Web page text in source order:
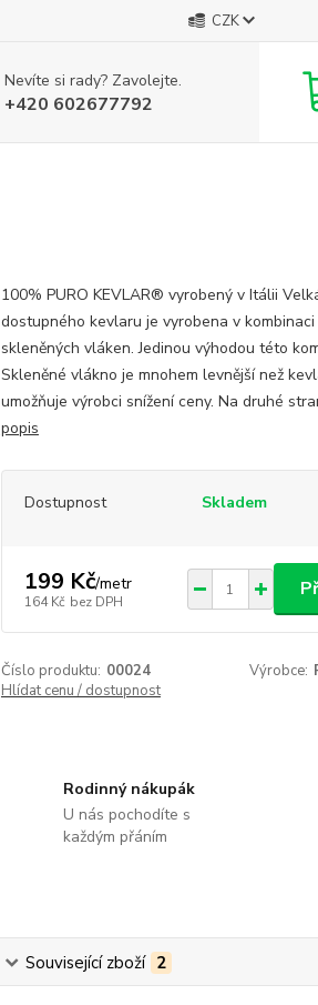
CZK
Nevíte si rady? Zavolejte.
+420 602677792
100% PURO KEVLAR® vyrobený v Itálii
dostupného kevlaru je vyrobena v
skleněných vláken. Jedinou výhodou této
Skleněné vlákno je mnohem levnější než
umožňuje výrobci snížení ceny. Na druhé
popis
Dostupnost Skladem
199 Kč/metr
164 Kč bez DPH
Číslo produktu: 00024 Výrobce:
Hlídat cenu / dostupnost
Rodinný nákupák
U nás pochodíte s
každým přáním
Související zboží 2